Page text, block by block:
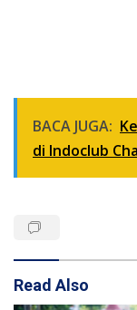
BACA JUGA:
di Indoclub
Read Also